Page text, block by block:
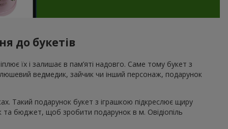
до букетів
їх і залишає в пам’яті надовго. Саме тому букет з
ведмедик, зайчик чи інший персонаж, подарунок
Такий подарунок букет з іграшкою підкреслює щиру
та бюджет, щоб зробити подарунок в м. Овідіопіль